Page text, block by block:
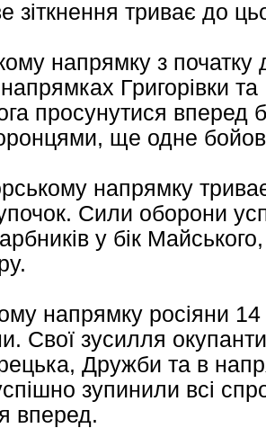
зіткнення триває до
напрямку з початку
Григорівки
просунутися вперед
ще одне
напрямку
Сили оборони
у бік
напрямку росіяни 14
Свої зусилля
Дружби та в
зупинили всі
вперед.